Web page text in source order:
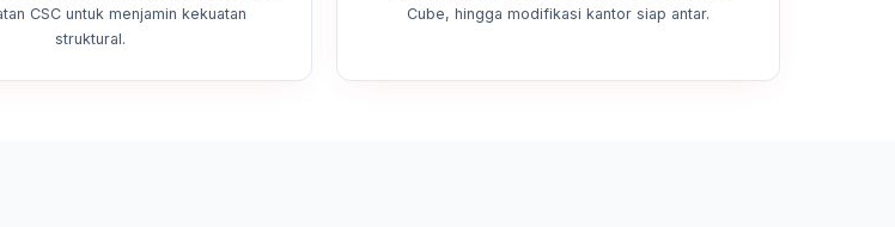
CSC untuk menjamin kekuatan
struktural.
Cube, hingga modifikasi kantor siap antar.